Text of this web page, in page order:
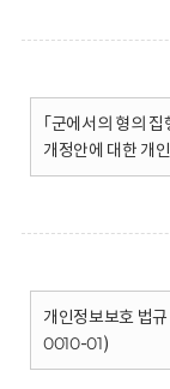
｢군에서의 형의
개정안에 대한 개
개인정보보호 법
0010-01)